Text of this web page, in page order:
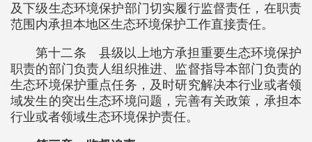
及下级生态环境保护部门切实履行监督责任，在职责
范围内承担本地区生态环境保护工作直接责任。
第十二条 县级以上地方承担重要生态环境保护
职责的部门负责人组织推进、监督指导本部门负责的
生态环境保护重点任务，及时研究解决本行业或者领
域发生的突出生态环境问题，完善有关政策，承担本
行业或者领域生态环境保护责任。